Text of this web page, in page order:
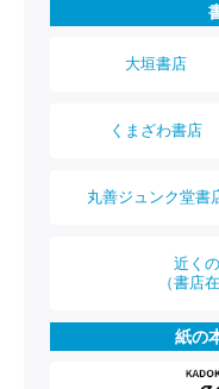
大垣書店
くまざわ書店
丸善ジュンク堂書
近く
（書店
紙の